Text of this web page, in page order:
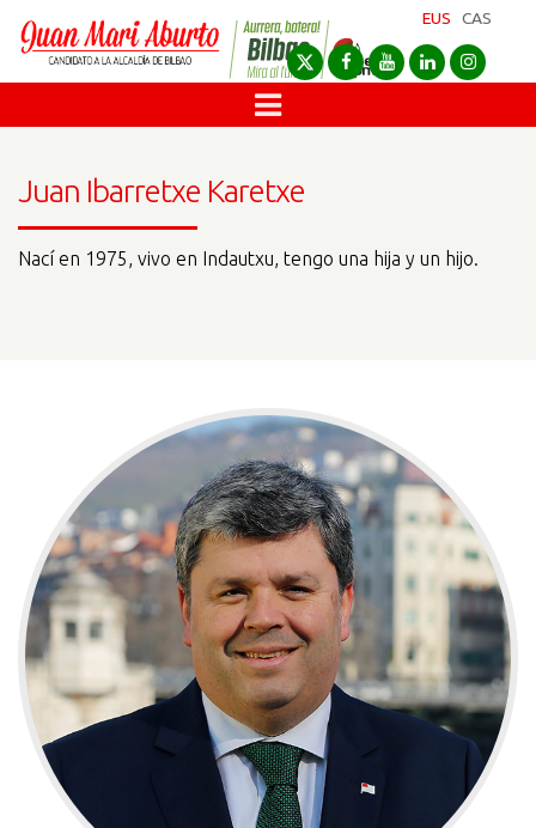
EUS CAS
Juan Ibarretxe Karetxe
Nací en 1975, vivo en Indautxu, tengo una hija y un hijo.